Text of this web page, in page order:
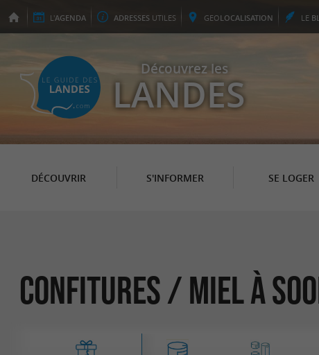
L'AGENDA ADRESSES UTILES GEOLOCALISATION LE
Découvrez les
LANDES
DÉCOUVRIR S'INFORMER SE LOGER
Confitures / Miel à